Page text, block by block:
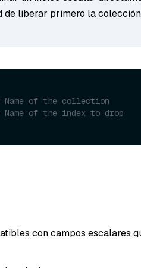
de liberar primero la
Name of the collection
Name of the index to drop
con campos escalares